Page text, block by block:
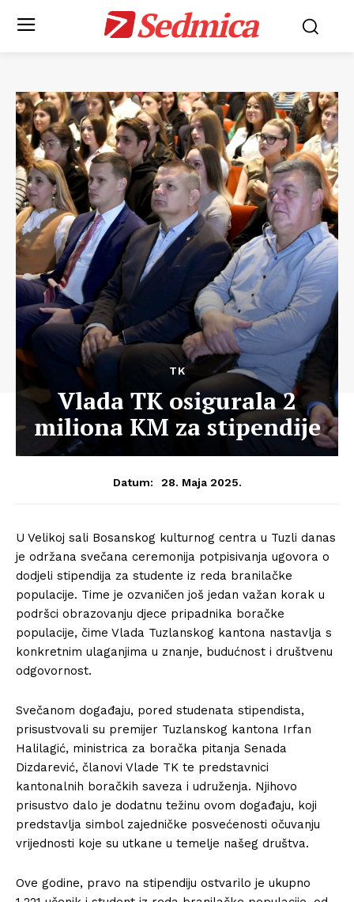
Sedmica
TK
Vlada TK osigurala 2
miliona KM za stipendije
Datum: 28. Maja 2025.
U Velikoj sali Bosanskog kulturnog centra u Tuzli danas
je održana svečana ceremonija potpisivanja ugovora o
dodjeli stipendija za studente iz reda branilačke
populacije. Time je ozvaničen još jedan važan korak u
podršci obrazovanju djece pripadnika boračke
populacije, čime Vlada Tuzlanskog kantona nastavlja s
konkretnim ulaganjima u znanje, budućnost i društvenu
odgovornost.
Svečanom događaju, pored studenata stipendista,
prisustvovali su premijer Tuzlanskog kantona Irfan
Halilagić, ministrica za boračka pitanja Senada
Dizdarević, članovi Vlade TK te predstavnici
kantonalnih boračkih saveza i udruženja. Njihovo
prisustvo dalo je dodatnu težinu ovom događaju, koji
predstavlja simbol zajedničke posvećenosti očuvanju
vrijednosti koje su utkane u temelje našeg društva.
Ove godine, pravo na stipendiju ostvarilo je ukupno